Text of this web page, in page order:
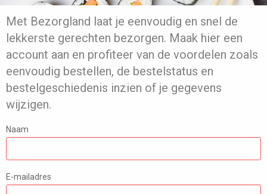
Met Bezorgland laat je eenvoudig en snel de
lekkerste gerechten bezorgen. Maak hier een
account aan en profiteer van de voordelen zoals
eenvoudig bestellen, de bestelstatus en
bestelgeschiedenis inzien of je gegevens
wijzigen.
Naam
E-mailadres